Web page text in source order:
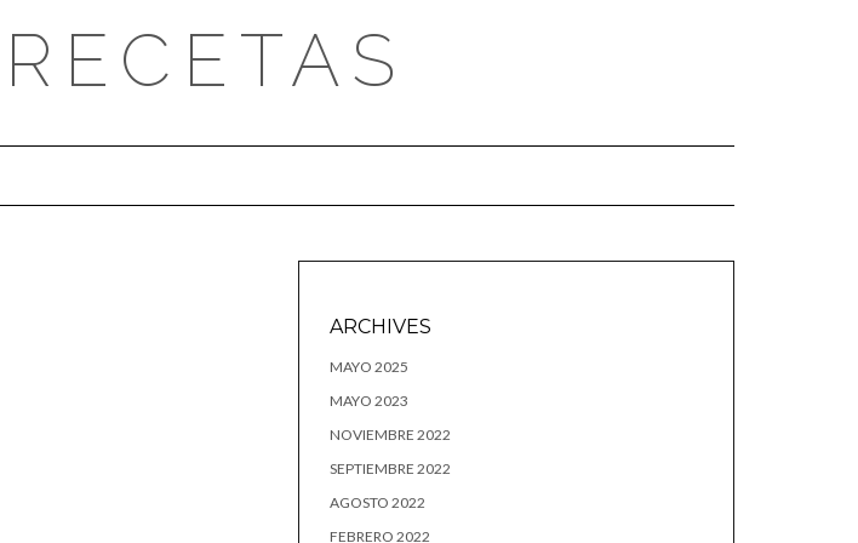
ARCHIVES
MAYO 2025
MAYO 2023
NOVIEMBRE 2022
SEPTIEMBRE 2022
AGOSTO 2022
FEBRERO 2022